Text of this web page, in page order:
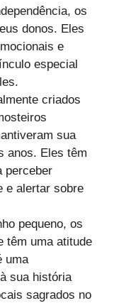
os
donos. Eles
e
especial
criados
sua
anos. Eles têm
perceber
e alertar sobre
pequeno, os
têm uma atitude
uma
sua história
sagrados no